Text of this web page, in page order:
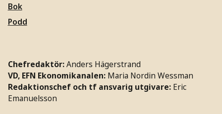
Bok
Podd
Chefredaktör:Anders Hägerstrand
VD, EFN Ekonomikanalen: Maria Nordin Wessman
Redaktionschef och tf ansvarig utgivare: Eric
Emanuelsson